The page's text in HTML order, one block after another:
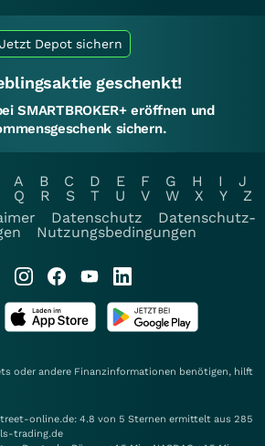
Jetzt Depot sichern
geschenkt!
SMARTBROKER+ eröffnen und
sichern.
A B C D E F G H I
J
Q R S T U V W X Y
Z
Datenschutz
Datenschutz-
Nutzungsbedingungen
oder andere Finanzinformationen benötigen, hilft
online.de: 4.8 von 5 Sternen ermittelt aus 285
trading.de